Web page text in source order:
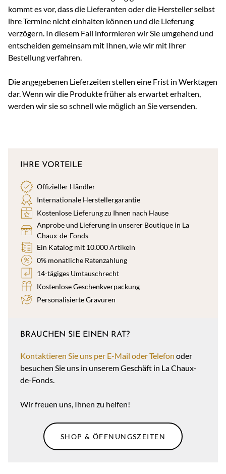
kommt es vor, dass die Lieferanten oder die Hersteller selbst
ihre Termine nicht einhalten können und die Lieferung
verzögern. In diesem Fall informieren wir Sie umgehend und
entscheiden gemeinsam mit Ihnen, wie wir mit Ihrer
Bestellung verfahren.
Die angegebenen Lieferzeiten stellen eine Frist in Werktagen
dar. Wenn wir die Produkte früher als erwartet erhalten,
werden wir sie so schnell wie möglich an Sie versenden.
IHRE VORTEILE
Offizieller Händler
Internationale Herstellergarantie
Kostenlose Lieferung zu Ihnen nach Hause
Anprobe und Lieferung in unserer Boutique in La
Chaux-de-Fonds
Ein Katalog mit 10.000 Artikeln
0% monatliche Ratenzahlung
14-tägiges Umtauschrecht
Kostenlose Geschenkverpackung
Personalisierte Gravuren
BRAUCHEN SIE EINEN RAT?
Kontaktieren Sie uns per E-Mail oder Telefon oder
besuchen Sie uns in unserem Geschäft in La Chaux-
de-Fonds.
Wir freuen uns, Ihnen zu helfen!
SHOP & ÖFFNUNGSZEITEN